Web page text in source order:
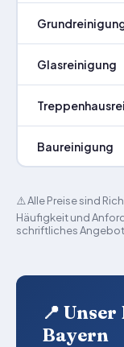
Glasreinigung
Baureinigung
⚠️ Alle Preise sind
Häufigkeit und
schriftliches Angebot
📍
Bayern